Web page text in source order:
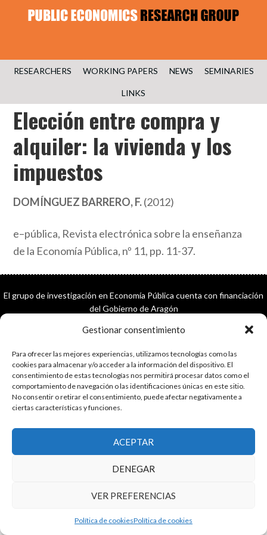
Gestionar consentimiento
Para ofrecer las mejores experiencias, utilizamos tecnologías como las
cookies para almacenar y/o acceder a la información del dispositivo. El
consentimiento de estas tecnologías nos permitirá procesar datos como el
comportamiento de navegación o las identificaciones únicas en este sitio.
No consentir o retirar el consentimiento, puede afectar negativamente a
ciertas características y funciones.
ACEPTAR
DENEGAR
VER PREFERENCIAS
Política de cookiesPolítica de cookies
RESEARCHERS WORKING PAPERS NEWS SEMINARIES
LINKS
Elección entre compra y
alquiler: la vivienda y los
impuestos
DOMÍNGUEZ BARRERO, F.(2012)
e–pública, Revista electrónica sobre la enseñanza
de la Economía Pública, nº 11, pp. 11-37.
El grupo de investigación en Economía Pública cuenta con financiación
del Gobierno de Aragón
Genesis|Login
Copyright © 2025 ·Tema para economía pública en Genesis Framework
·WordPress·Acceder